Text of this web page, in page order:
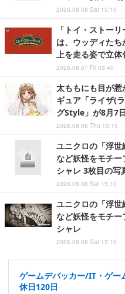
2026.08.08 Sat 15:10
「トイ・ストー
は、ウッディた
上を走る姿で立体
2026.08.07 Fri 03:40
太ももにも目が
ギュア「ライザ(
グStyle」が8月7
2026.08.06 Thu 10:15
ユニクロの「浮
など妖怪をモチ
シャレ 3枚目の写
2026.08.08 Sat 15:10
ユニクロの「浮
など妖怪をモチ
シャレ
2026.08.08 Sat 15:10
ゲームデバッカー/IT・ゲ
休日120日